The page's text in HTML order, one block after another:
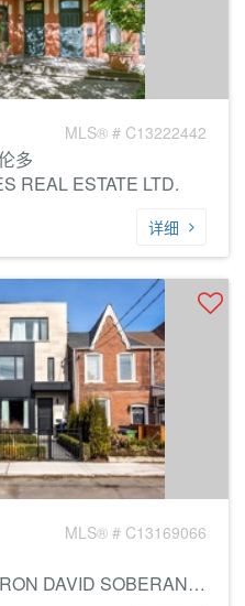
MLS® # C13222442
多
REAL ESTATE LTD.
详细
MLS® # C13169066
经纪公司: RE/MAX REALTRON DAVID SOBERANO GROUP